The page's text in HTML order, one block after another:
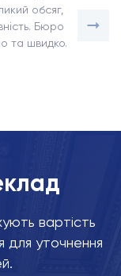
обсяг,
Бюро
та швидко.
вартість
для уточнення